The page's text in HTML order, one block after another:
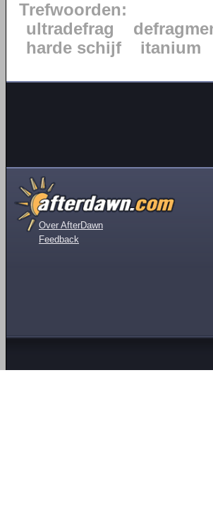
Trefwoorden:
ultradefrag
harde schijf
itanium
Over AfterDawn
Feedback